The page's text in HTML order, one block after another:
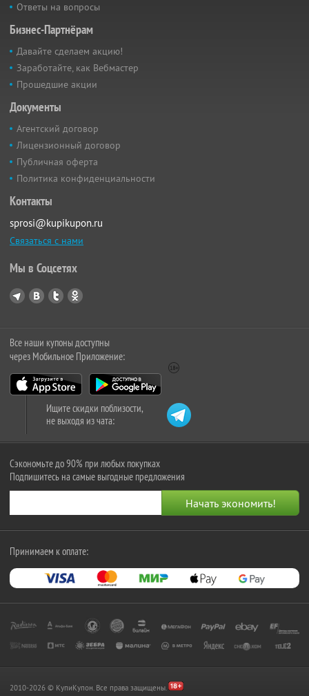
Ответы на вопросы
Бизнес-Партнёрам
Давайте сделаем акцию!
Заработайте, как Вебмастер
Прошедшие акции
Документы
Агентский договор
Лицензионный договор
Публичная оферта
Политика конфиденциальности
Контакты
sprosi@kupikupon.ru
Связаться с нами
Мы в Соцсетях
Все наши купоны доступны
через Мобильное Приложение:
Ищите скидки поблизости,
не выходя из чата:
Сэкономьте до 90% при любых покупках
Подпишитесь на самые выгодные предложения
Принимаем к оплате:
2010-2026 © КупиКупон. Все права защищены.